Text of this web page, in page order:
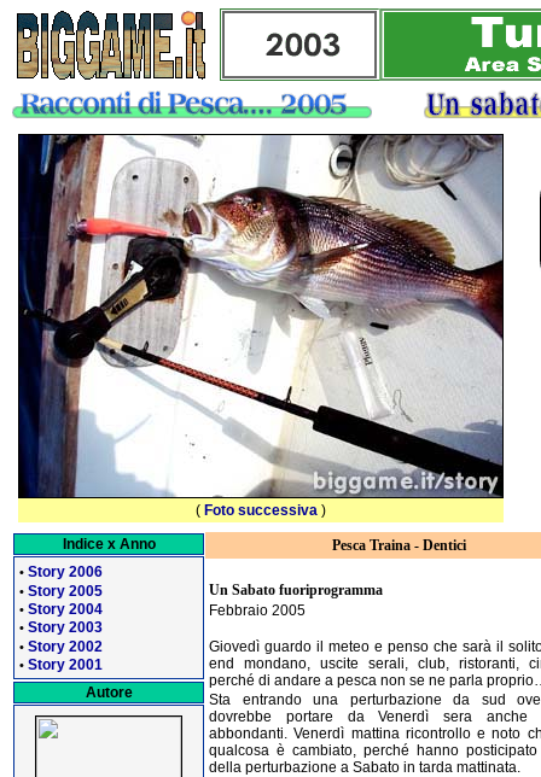
Indice x Anno
• Story 2006
• Story 2005
• Story 2004
• Story 2003
• Story 2002
• Story 2001
Autore
Pesca Traina - Dentici
Un Sabato fuoriprogramma
Febbraio 2005
Giovedì guardo il meteo e penso che sarà il
end mondano, uscite serali, club, ristoranti,
perché di andare a pesca non se ne parla
Sta entrando una perturbazione da sud
dovrebbe portare da Venerdì sera anche
abbondanti. Venerdì mattina ricontrollo e noto
qualcosa è cambiato, perché hanno
della perturbazione a Sabato in tarda mattinata.
( Foto successiva )